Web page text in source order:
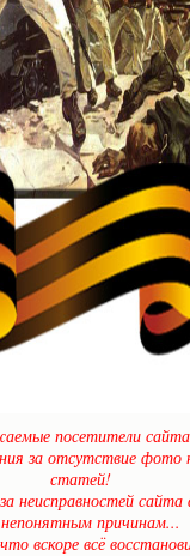
посетители
за отсутствие фото
статей!
неисправностей
причинам...
вскоре всё